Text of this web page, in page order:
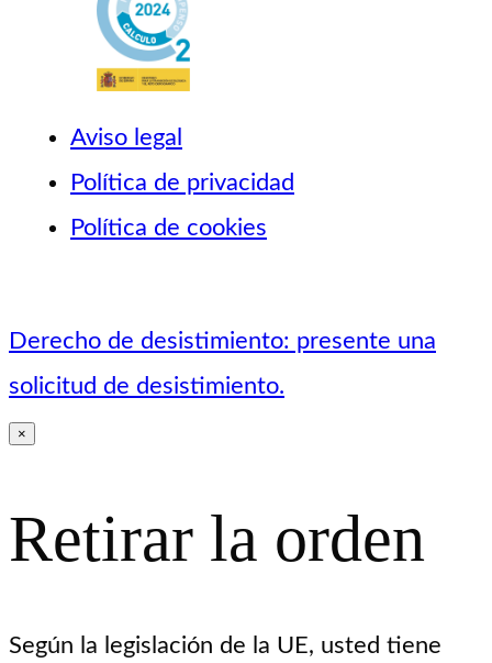
Aviso legal
Política de privacidad
Política de cookies
Derecho de desistimiento: presente una
solicitud de desistimiento.
×
Retirar la orden
Según la legislación de la UE, usted tiene